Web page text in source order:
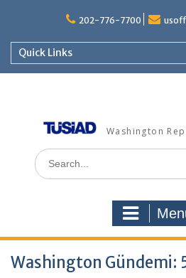
202-776-7700
Quick Links
Washington
Search
for:
Washington Gündemi: